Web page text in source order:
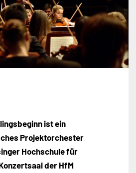
ist ein
Projektorchester
Hochschule für
der HfM